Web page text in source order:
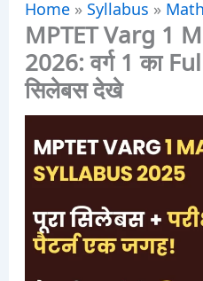
Home» Syllabus »
MPTET Varg 1
2026: वर्ग 1 का
सिलेबस देखे